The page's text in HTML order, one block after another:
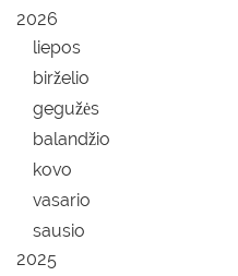
2026
liepos
birželio
gegužės
balandžio
kovo
vasario
sausio
2025